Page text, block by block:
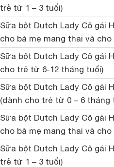
trẻ từ 1 – 3 tuổi)
Sữa bột Dutch Lady Cô gái
cho bà mẹ mang thai và cho
Sữa bột Dutch Lady Cô gái
cho trẻ từ 6-12 tháng tuổi)
Sữa bột Dutch Lady Cô gái
(dành cho trẻ từ 0 – 6 tháng
Sữa bột Dutch Lady Cô gái
cho bà mẹ mang thai và cho
Sữa bột Dutch Lady Cô gái
trẻ từ 1 – 3 tuổi)